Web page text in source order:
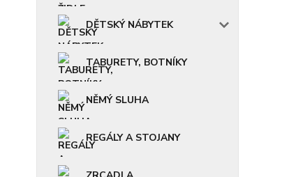
DĚTSKÝ NÁBYTEK
TABURETY, BOTNÍKY
NĚMÝ SLUHA
REGÁLY A STOJANY